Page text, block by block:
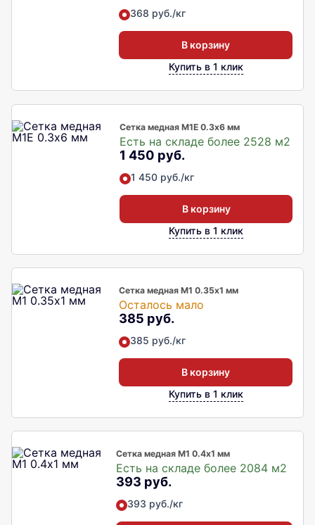
368 руб./кг
В корзину
Купить в 1 клик
Сетка медная М1Е 0.3х6 мм
Есть на складе более 2528 м2
1 450 руб.
1 450 руб./кг
В корзину
Купить в 1 клик
Сетка медная М1 0.35х1 мм
Осталось мало
385 руб.
385 руб./кг
В корзину
Купить в 1 клик
Сетка медная М1 0.4х1 мм
Есть на складе более 2084 м2
393 руб.
393 руб./кг